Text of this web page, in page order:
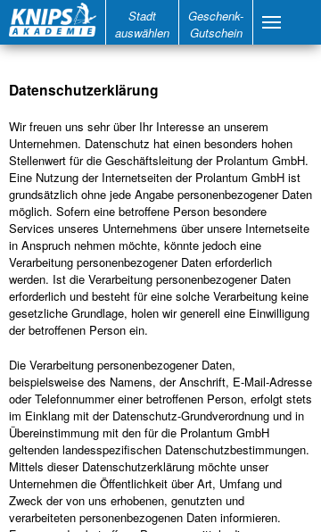
Stadt
auswählen
Geschenk-
Gutschein
Datenschutzerklärung
Wir freuen uns sehr über Ihr Interesse an unserem
Unternehmen. Datenschutz hat einen besonders hohen
Stellenwert für die Geschäftsleitung der Prolantum GmbH.
Eine Nutzung der Internetseiten der Prolantum GmbH ist
grundsätzlich ohne jede Angabe personenbezogener Daten
möglich. Sofern eine betroffene Person besondere
Services unseres Unternehmens über unsere Internetseite
in Anspruch nehmen möchte, könnte jedoch eine
Verarbeitung personenbezogener Daten erforderlich
werden. Ist die Verarbeitung personenbezogener Daten
erforderlich und besteht für eine solche Verarbeitung keine
gesetzliche Grundlage, holen wir generell eine Einwilligung
der betroffenen Person ein.
Die Verarbeitung personenbezogener Daten,
beispielsweise des Namens, der Anschrift, E-Mail-Adresse
oder Telefonnummer einer betroffenen Person, erfolgt stets
im Einklang mit der Datenschutz-Grundverordnung und in
Übereinstimmung mit den für die Prolantum GmbH
geltenden landesspezifischen Datenschutzbestimmungen.
Mittels dieser Datenschutzerklärung möchte unser
Unternehmen die Öffentlichkeit über Art, Umfang und
Zweck der von uns erhobenen, genutzten und
verarbeiteten personenbezogenen Daten informieren.